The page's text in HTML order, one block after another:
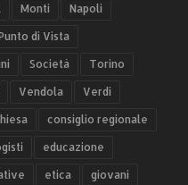
Monti Napoli
di Vista
Società Torino
Vendola Verdi
consiglio regionale
educazione
etica giovani